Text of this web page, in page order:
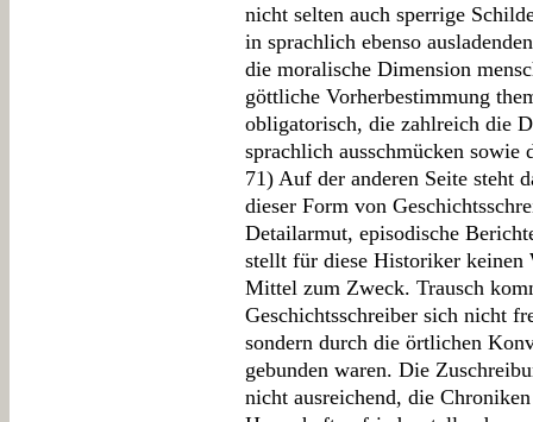
nicht selten auch sperrige
in sprachlich ebenso
die moralische Dimension
göttliche Vorherbestimmung
obligatorisch, die zahlreich die
sprachlich ausschmücken
71) Auf der anderen Seite
dieser Form von
Detailarmut, episodische
stellt für diese Historiker keinen
Mittel zum Zweck. Trausch
Geschichtsschreiber sich nicht
sondern durch die örtlichen
gebunden waren. Die
nicht ausreichend, die